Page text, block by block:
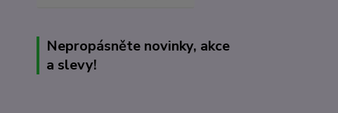
Nepropásněte novinky, akce
a slevy!